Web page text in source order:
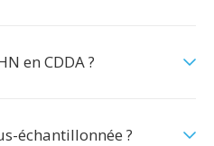
en CDDA ?
échantillonnée ?